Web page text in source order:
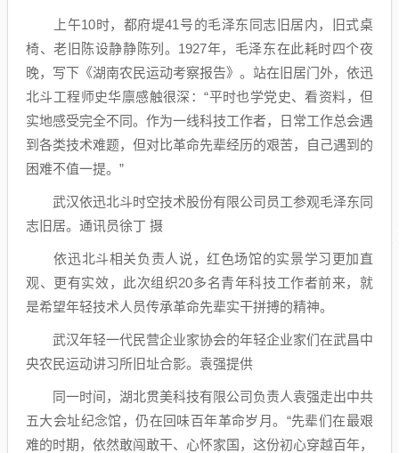
上午10时，都府堤41号的毛泽东同志旧居内，旧式桌
椅、老旧陈设静静陈列。1927年，毛泽东在此耗时四个夜
晚，写下《湖南农民运动考察报告》。站在旧居门外，依迅
北斗工程师史华廪感触很深：“平时也学党史、看资料，但
实地感受完全不同。作为一线科技工作者，日常工作总会遇
到各类技术难题，但对比革命先辈经历的艰苦，自己遇到的
困难不值一提。”
武汉依迅北斗时空技术股份有限公司员工参观毛泽东同
志旧居。通讯员徐丁 摄
依迅北斗相关负责人说，红色场馆的实景学习更加直
观、更有实效，此次组织20多名青年科技工作者前来，就
是希望年轻技术人员传承革命先辈实干拼搏的精神。
武汉年轻一代民营企业家协会的年轻企业家们在武昌中
央农民运动讲习所旧址合影。袁强提供
同一时间，湖北贯美科技有限公司负责人袁强走出中共
五大会址纪念馆，仍在回味百年革命岁月。“先辈们在最艰
难的时期，依然敢闯敢干、心怀家国，这份初心穿越百年，